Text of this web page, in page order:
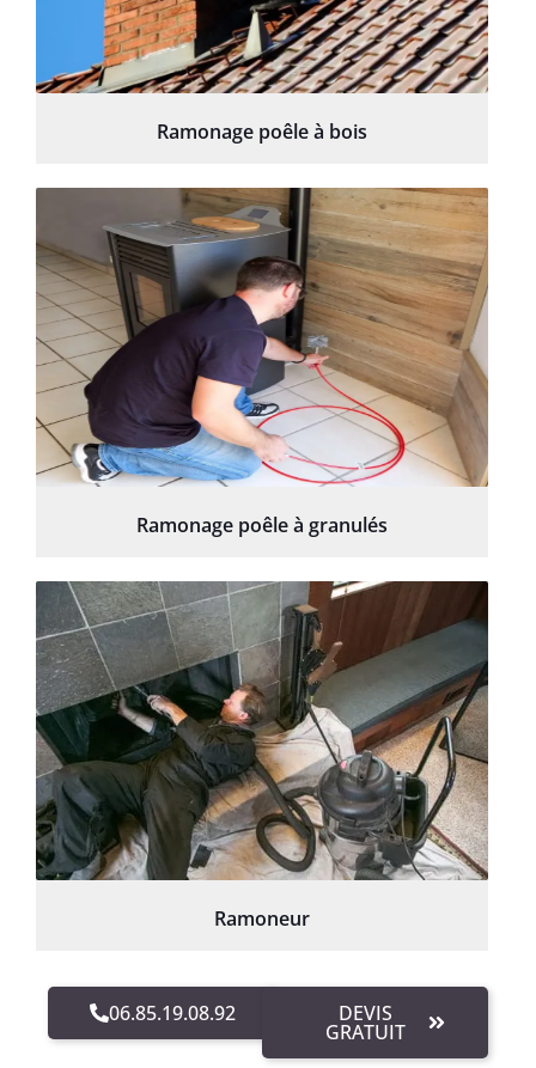
Ramonage poêle à bois
Ramonage poêle à granulés
Ramoneur
06.85.19.08.92 DEVIS
GRATUIT